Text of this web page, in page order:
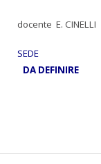
docente E. CINELLI
SEDE
DA DEFINIRE